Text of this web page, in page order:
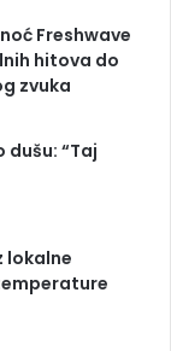
Freshwave
hitova do
zvuka
“Taj
lokalne